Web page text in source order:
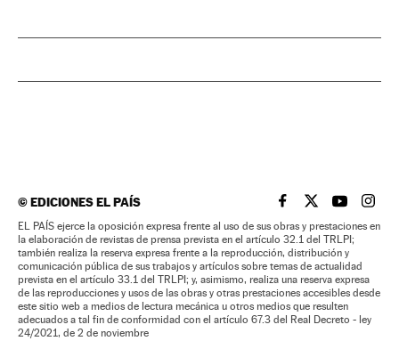
©EDICIONES EL PAÍS EL PAÍS BRASIL EN
EL PAÍSEL PAÍS
EL
EL PAÍS ejerce la oposición expresa frente al uso de sus obras y prestaciones en
la elaboración de revistas de prensa prevista en el artículo 32.1 del TRLPI;
también realiza la reserva expresa frente a la reproducción, distribución y
comunicación pública de sus trabajos y artículos sobre temas de actualidad
prevista en el artículo 33.1 del TRLPI; y, asimismo, realiza una reserva expresa
de las reproducciones y usos de las obras y otras prestaciones accesibles desde
este sitio web a medios de lectura mecánica u otros medios que resulten
adecuados a tal fin de conformidad con el artículo 67.3 del Real Decreto - ley
24/2021, de 2 de noviembre